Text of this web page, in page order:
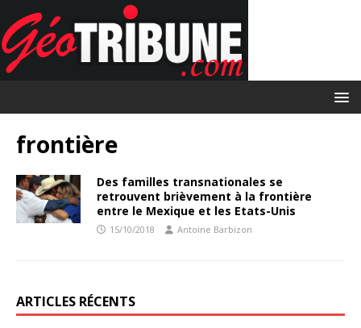
frontière
Des familles transnationales se
retrouvent brièvement à la frontière
entre le Mexique et les Etats-Unis
15/10/2018 Antoine Barbizon
ARTICLES RÉCENTS